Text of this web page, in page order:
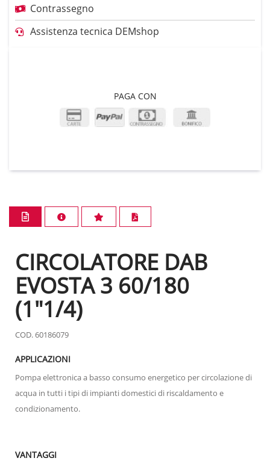
Contrassegno
Assistenza tecnica DEMshop
PAGA CON
CIRCOLATORE DAB
EVOSTA 3 60/180
(1"1/4)
COD. 60186079
APPLICAZIONI
Pompa elettronica a basso consumo energetico per circolazione di
acqua in tutti i tipi di impianti domestici di riscaldamento e
condizionamento.
VANTAGGI